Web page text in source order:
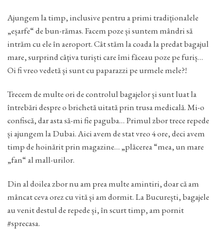
Ajungem la timp, inclusive pentru a primi tradiționalele
„eșarfe“ de bun-rămas. Facem poze și suntem mândri să
intrăm cu ele în aeroport. Cât stăm la coada la predat bagajul
mare, surprind câțiva turiști care îmi făceau poze pe furiș…
Oi fi vreo vedetă și sunt cu paparazzi pe urmele mele?!
Trecem de multe ori de controlul bagajelor și sunt luat la
întrebări despre o brichetă uitată prin trusa medicală. Mi-o
confiscă, dar asta să-mi fie paguba… Primul zbor trece repede
și ajungem la Dubai. Aici avem de stat vreo 4 ore, deci avem
timp de hoinărit prin magazine… „plăcerea “mea, un mare
„fan“ al mall-urilor.
Din al doilea zbor nu am prea multe amintiri, doar că am
mâncat ceva orez cu vită și am dormit. La București, bagajele
au venit destul de repede și, în scurt timp, am pornit
#sprecasa.